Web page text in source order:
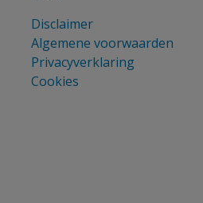
Disclaimer
Algemene voorwaarden
Privacyverklaring
Cookies